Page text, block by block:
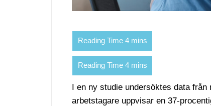
I en ny studie undersöktes data
arbetstagare uppvisar en 37-